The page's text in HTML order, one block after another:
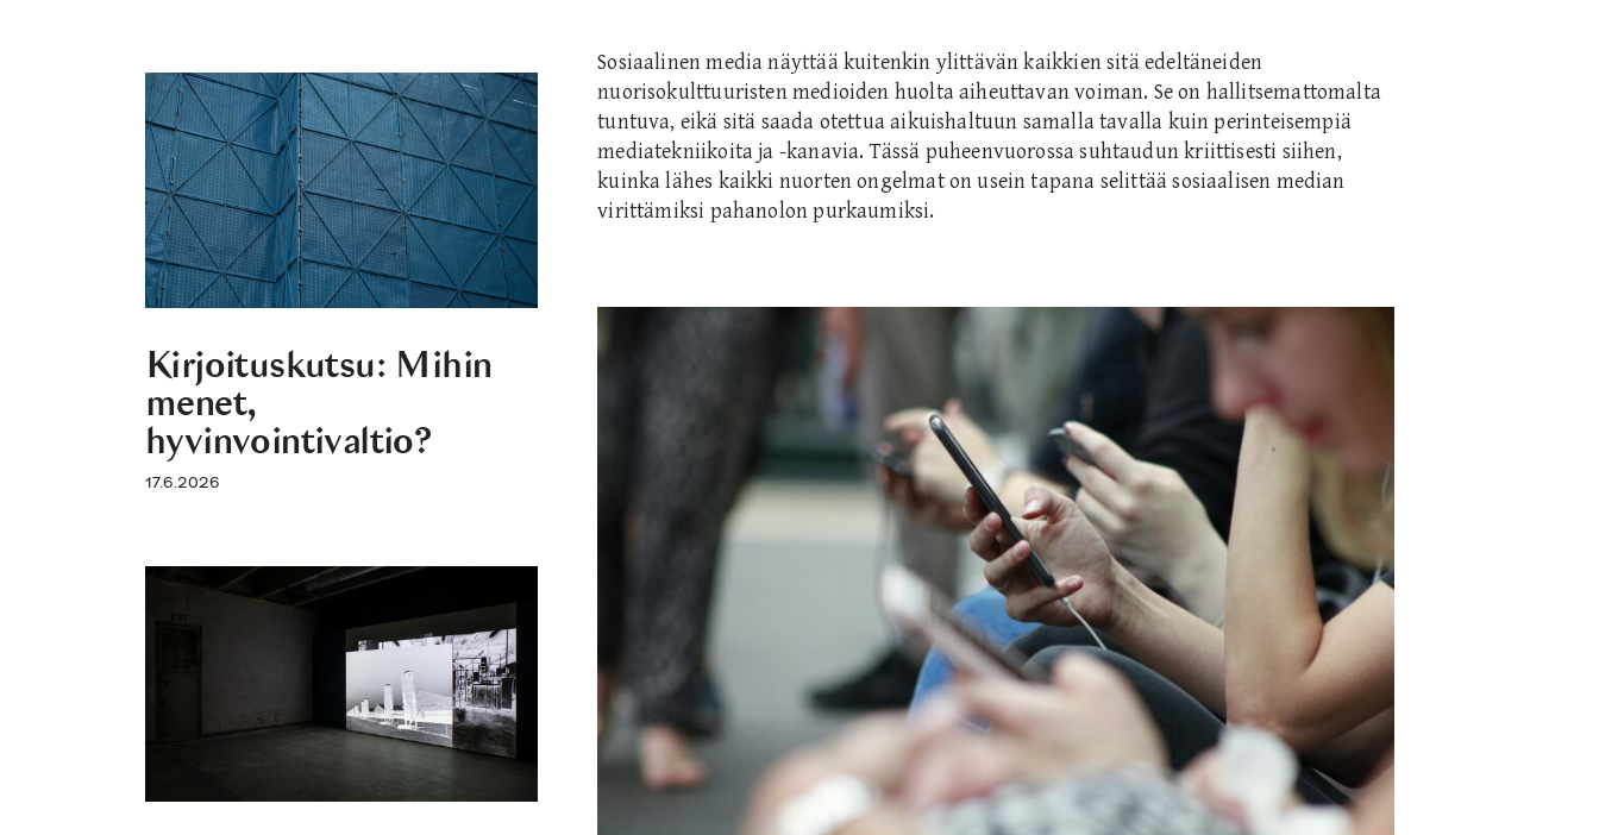
Kirjoituskutsu: Mihin
menet,
hyvinvointivaltio?
17.6.2026
Sosiaalinen media näyttää kuitenkin ylittävän kaikkien sitä edeltäneiden
nuorisokulttuuristen medioiden huolta aiheuttavan voiman. Se on hallitsemattomalta
tuntuva, eikä sitä saada otettua aikuishaltuun samalla tavalla kuin perinteisempiä
mediatekniikoita ja -kanavia. Tässä puheenvuorossa suhtaudun kriittisesti siihen,
kuinka lähes kaikki nuorten ongelmat on usein tapana selittää sosiaalisen median
virittämiksi pahanolon purkaumiksi.